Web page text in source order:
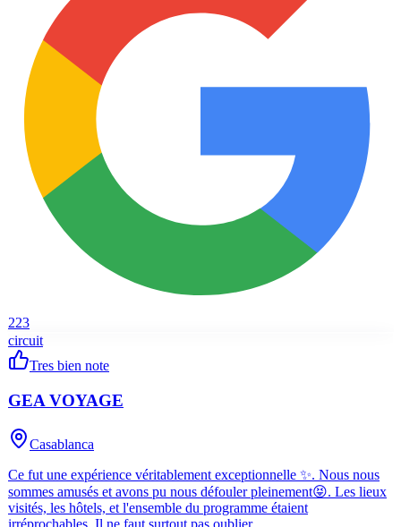
223
circuit
Tres bien note
GEA VOYAGE
Casablanca
Ce fut une expérience véritablement exceptionnelle ✨. Nous nous
sommes amusés et avons pu nous défouler pleinement😝. Les lieux
visités, les hôtels, et l'ensemble du programme étaient
irréprochables. Il ne faut surtout pas oublier …